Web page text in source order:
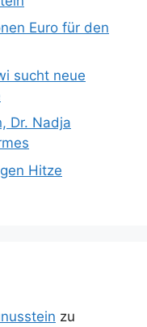
Euro für den
sucht neue
Dr. Nadja
Hitze
zu